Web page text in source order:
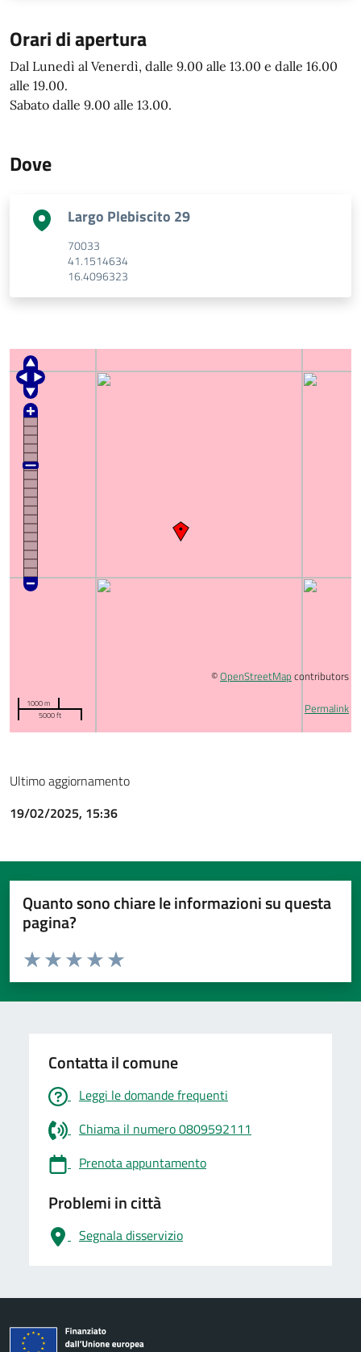
Orari di apertura
Orario per il pubblico
Dal Lunedì al Venerdì, dalle 9.00 alle 13.00 e dalle 16.00
alle 19.00.
Sabato dalle 9.00 alle 13.00.
Dove
Indirizzo
Largo Plebiscito 29
CAP
70033
GPS Latitude
41.1514634
GPS Longitude
16.4096323
1000 m
5000 ft
Permalink
©OpenStreetMap contributors
Ultimo aggiornamento
19/02/2025, 15:36
Quanto sono chiare le informazioni su questa
pagina?
Valuta da 1 a 5 stelle la pagina
Valuta 5 stelle su 5
Valuta 4 stelle su 5
Valuta 3 stelle su 5
Valuta 2 stelle su 5
Valuta 1 stelle su 5
Contatta il comune
Leggi le domande frequenti
Chiama il numero 0809592111
Prenota appuntamento
Problemi in città
Segnala disservizio
logo Unione Europea